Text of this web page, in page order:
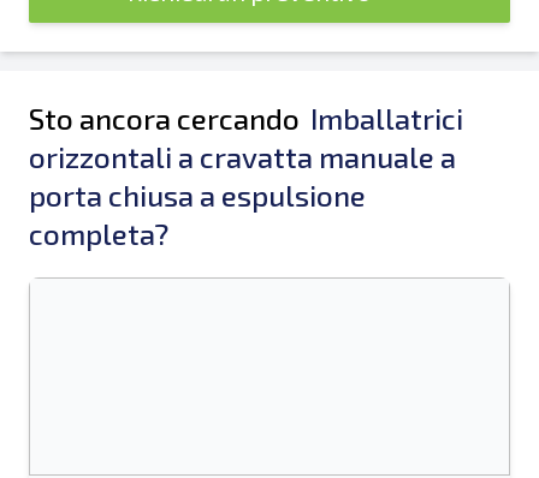
Sto ancora cercando Imballatrici
orizzontali a cravatta manuale a
porta chiusa a espulsione
completa?